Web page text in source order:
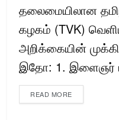
தலைமையிலான
கழகம் (TVK)
அறிக்கையின்
இதோ: 1. இளைஞர்
READ MORE